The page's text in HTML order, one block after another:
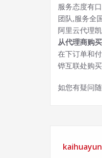
服务态度有
团队,服务全
阿里云代理
从代理商购
在下订单和
铧互联处购
如您有疑问
kaihuayun